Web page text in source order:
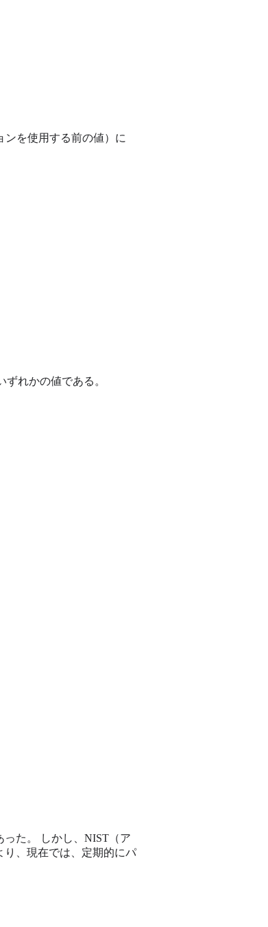
を使用する前の値）に
れかの値である。
た。 しかし、NIST（ア
り、現在では、定期的にパ